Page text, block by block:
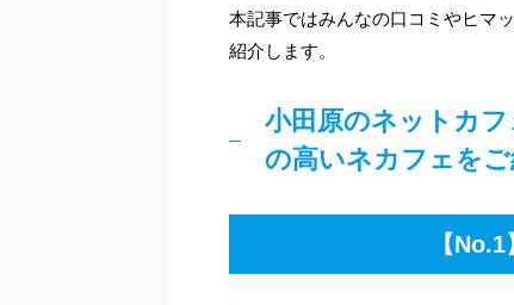
本記事ではみんなの口コミやヒマ
紹介します。
小田原のネットカ
の高いネカフェをご
【